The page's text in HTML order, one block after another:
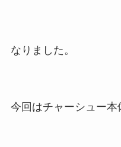
なりました。
今回はチャーシュー本